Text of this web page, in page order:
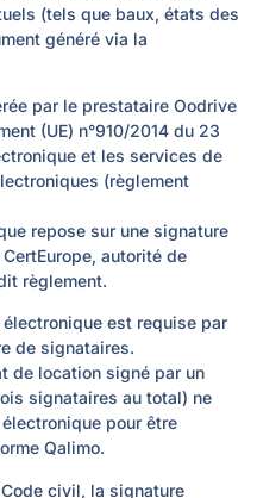
(tels que baux, états des
généré via la
par le prestataire Oodrive
(UE) n°910/2014 du 23
et les services de
(règlement
repose sur une signature
autorité de
règlement.
est requise par
de signataires.
de location signé par un
signataires au total) ne
pour être
Qalimo.
civil, la signature